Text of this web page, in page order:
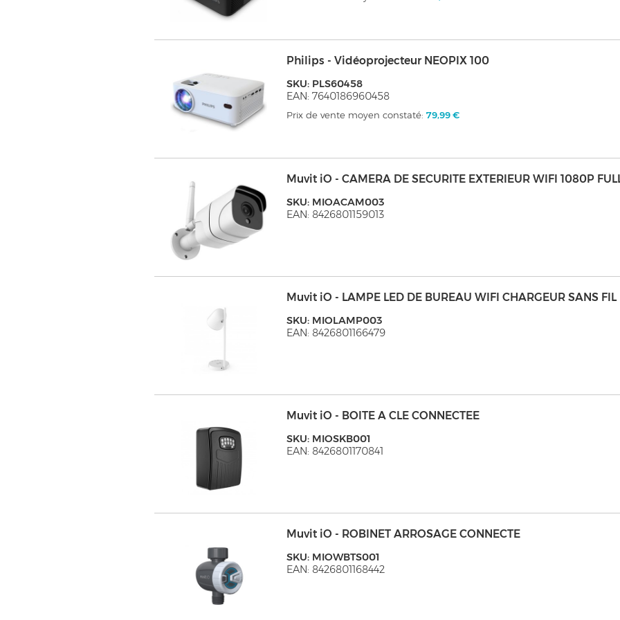
Philips - Vidéoprojecteur NEOPIX 100
SKU: PLS60458
EAN: 7640186960458
Prix de vente moyen constaté:79,99 €
Muvit iO - CAMERA DE SECURITE EXTERIEUR WIFI 1080P
SKU: MIOACAM003
EAN: 8426801159013
Muvit iO - LAMPE LED DE BUREAU WIFI CHARGEUR SANS FIL
SKU: MIOLAMP003
EAN: 8426801166479
Muvit iO - BOITE A CLE CONNECTEE
SKU: MIOSKB001
EAN: 8426801170841
Muvit iO - ROBINET ARROSAGE CONNECTE
SKU: MIOWBTS001
EAN: 8426801168442